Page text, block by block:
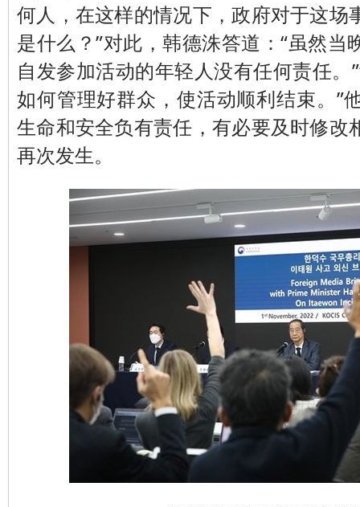
何人，在这样的情况下，政府对于这场
是什么？”对此，韩德洙答道：“虽然当
自发参加活动的年轻人没有任何责任。
如何管理好群众，使活动顺利结束。”
生命和安全负有责任，有必要及时修改
再次发生。